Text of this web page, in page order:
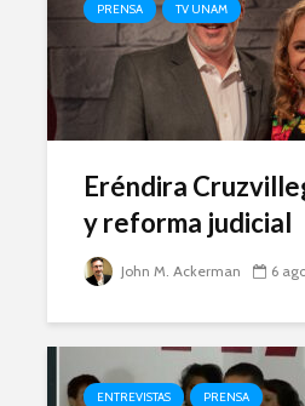
PRENSA TV UNAM
Eréndira
y reforma judicial
John M. Ackerman 6
ENTREVISTAS PRENSA